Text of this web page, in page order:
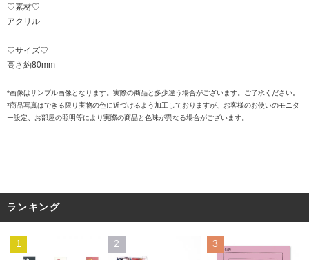
♡素材♡
アクリル
♡サイズ♡
高さ約80mm
*画像はサンプル画像となります。実際の商品と多少違う場合がございます。ご了承ください。
*商品写真はできる限り実物の色に近づけるよう加工しておりますが、お客様のお使いのモニタ
ー設定、お部屋の照明等により実際の商品と色味が異なる場合がございます。
ランキング
1 2 3